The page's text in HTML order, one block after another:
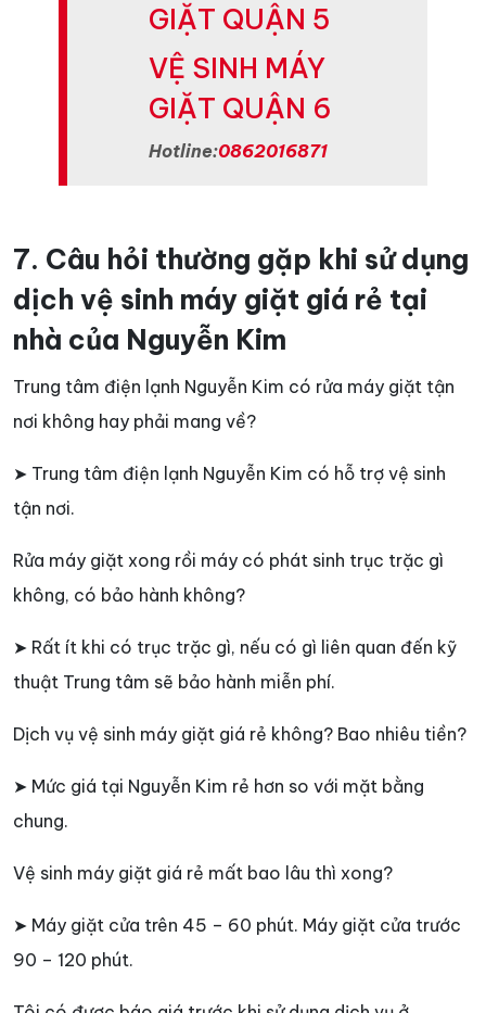
GIẶT QUẬN 5
VỆ SINH MÁY
GIẶT QUẬN 6
Hotline:0862016871
7. Câu hỏi thường gặp khi sử dụng
dịch vệ sinh máy giặt giá rẻ tại
nhà của Nguyễn Kim
Trung tâm điện lạnh Nguyễn Kim có rửa máy giặt tận
nơi không hay phải mang về?
➤ Trung tâm điện lạnh Nguyễn Kim có hỗ trợ vệ sinh
tận nơi.
Rửa máy giặt xong rồi máy có phát sinh trục trặc gì
không, có bảo hành không?
➤ Rất ít khi có trục trặc gì, nếu có gì liên quan đến kỹ
thuật Trung tâm sẽ bảo hành miễn phí.
Dịch vụ vệ sinh máy giặt giá rẻ không? Bao nhiêu tiền?
➤ Mức giá tại Nguyễn Kim rẻ hơn so với mặt bằng
chung.
Vệ sinh máy giặt giá rẻ mất bao lâu thì xong?
➤ Máy giặt cửa trên 45 – 60 phút. Máy giặt cửa trước
90 – 120 phút.